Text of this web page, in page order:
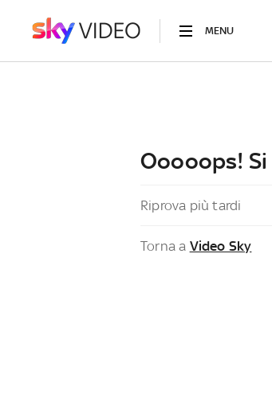
MENU
Ooooops!
Riprova più tardi
Torna a Video Sky